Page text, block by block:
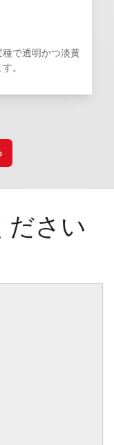
で透明かつ淡黄
。
ださい